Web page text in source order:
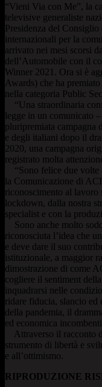
“Vieni Via con Me”, la
televisive generaliste
Presidenza del
internazionali per la
arrivato nei mesi scorsi
dell’Automobile con il
Winner 2021. Ora si è
Awards) che ha
nella categoria Public
“Una straordinaria
legge in un comunicato
pluripremiata campagna
e degli italiani dopo il
2020, una campagna
registrato molta
“Sono felice due volte
la Comunicazione di
riconoscimento al
lockdown, dalla nostra
specialist e con la
Sono anche molto
riconosciuta l’idea che
e deve dare il suo
istituzionale, a maggior
dimostrazione di come
cogliere il sentiment
inquadrarsi nelle
ridare fiducia, slancio ed
della pandemia, il
ed economica incombenti.
Attraverso il racconto
strumento di libertà e
e all’ottimismo.
RIPRODUZIONE